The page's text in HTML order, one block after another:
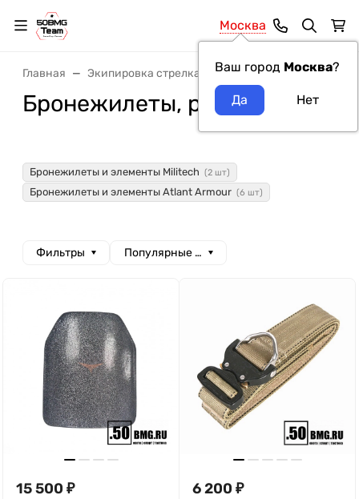
Москва
Ваш город Москва?
Главная Экипировка стрелка Бронежилеты, разгрузка
Бронежилеты, разгрузка
Бронежилеты и элементы Militech (2 шт)
Бронежилеты и элементы Atlant Armour (6 шт)
Фильтры Популярные сначала
15 500 ₽ 6 200 ₽